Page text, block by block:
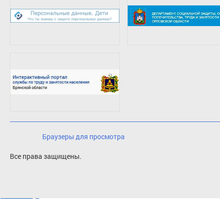
Браузеры для просмотра
Все права защищены.